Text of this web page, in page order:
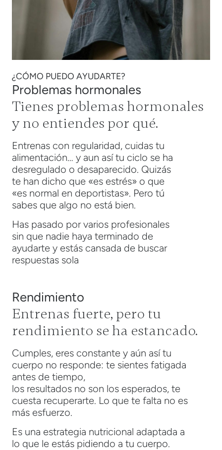
¿CÓMO PUEDO AYUDARTE?
Problemas hormonales
Tienes problemas hormonales
y no entiendes por qué.
Entrenas con regularidad, cuidas tu
alimentación… y aun así tu ciclo se ha
desregulado o desaparecido. Quizás
te han dicho que «es estrés» o que
«es normal en deportistas». Pero tú
sabes que algo no está bien.
Has pasado por varios profesionales
sin que nadie haya terminado de
ayudarte y estás cansada de buscar
respuestas sola
Rendimiento
Entrenas fuerte, pero tu
rendimiento se ha estancado.
Cumples, eres constante y aún así tu
cuerpo no responde: te sientes fatigada
antes de tiempo,
los resultados no son los esperados, te
cuesta recuperarte. Lo que te falta no es
más esfuerzo.
Es una estrategia nutricional adaptada a
lo que le estás pidiendo a tu cuerpo.